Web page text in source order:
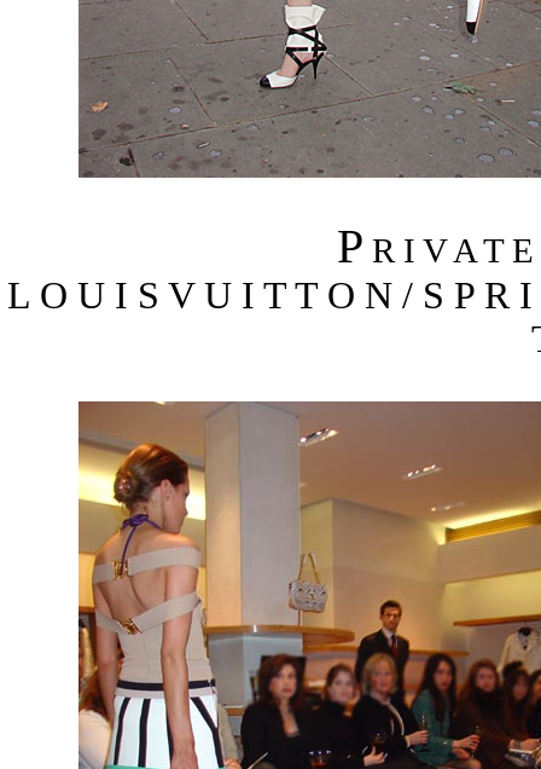
P R I V A T E
L O U I S V U I T T O N / S P R